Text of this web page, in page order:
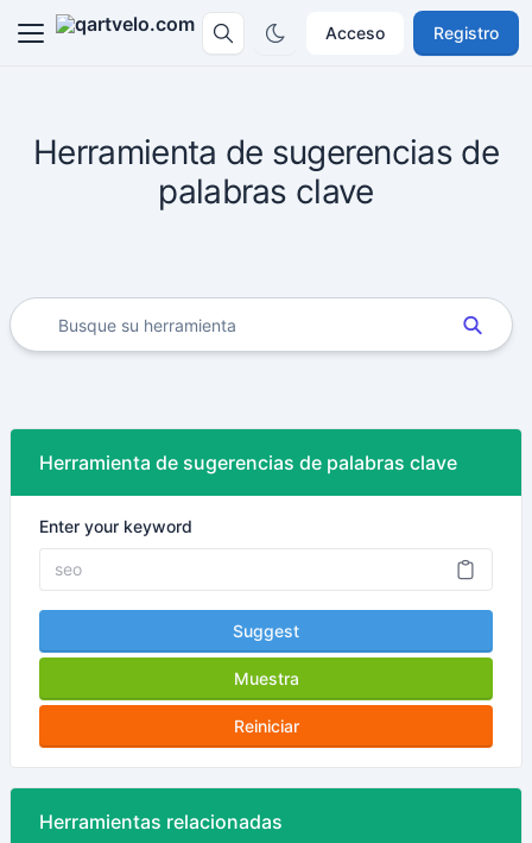
Acceso Registro
Herramienta de sugerencias de
palabras clave
Herramienta de sugerencias de palabras clave
Enter your keyword
Suggest
Muestra
Reiniciar
Herramientas relacionadas